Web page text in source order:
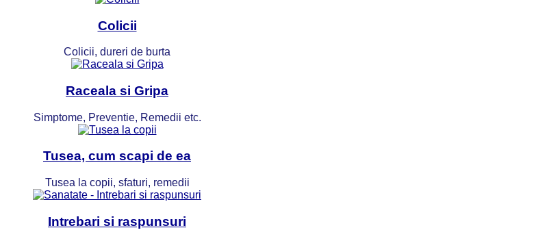
Colicii
Colicii, dureri de burta
Raceala si Gripa
Simptome, Preventie, Remedii etc.
Tusea, cum scapi de ea
Tusea la copii, sfaturi, remedii
Intrebari si raspunsuri